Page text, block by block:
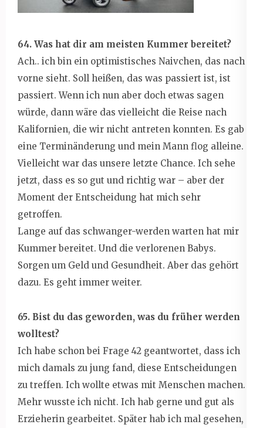
64. Was hat dir am meisten Kummer bereitet?
Ach.. ich bin ein optimistisches Naivchen, das nach
vorne sieht. Soll heißen, das was passiert ist, ist
passiert. Wenn ich nun aber doch etwas sagen
würde, dann wäre das vielleicht die Reise nach
Kalifornien, die wir nicht antreten konnten. Es gab
eine Terminänderung und mein Mann flog alleine.
Vielleicht war das unsere letzte Chance. Ich sehe
jetzt, dass es so gut und richtig war – aber der
Moment der Entscheidung hat mich sehr
getroffen.
Lange auf das schwanger-werden warten hat mir
Kummer bereitet. Und die verlorenen Babys.
Sorgen um Geld und Gesundheit. Aber das gehört
dazu. Es geht immer weiter.
65. Bist du das geworden, was du früher werden
wolltest?
Ich habe schon bei Frage 42 geantwortet, dass ich
mich damals zu jung fand, diese Entscheidungen
zu treffen. Ich wollte etwas mit Menschen machen.
Mehr wusste ich nicht. Ich hab gerne und gut als
Erzieherin gearbeitet. Später hab ich mal gesehen,